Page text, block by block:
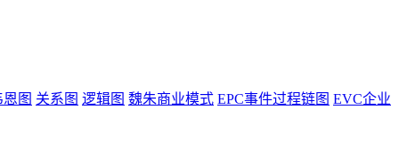
恩图 关系图 逻辑图 魏朱商业模式 EPC事件过程链图 EVC企业